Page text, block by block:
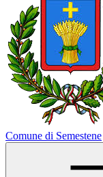
Comune di Semestene